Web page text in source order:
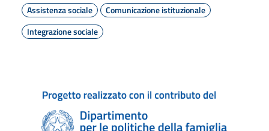
Assistenza sociale
Comunicazione istituzionale
Integrazione sociale